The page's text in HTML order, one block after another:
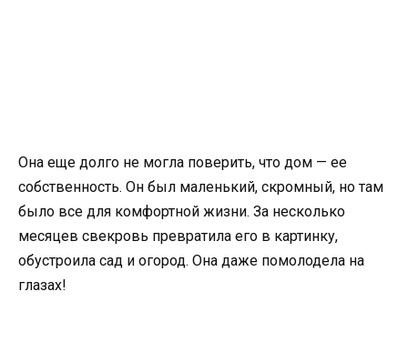
Она еще долго не могла поверить, что дом — ее
собственность. Он был маленький, скромный, но там
было все для комфортной жизни. За несколько
месяцев свекровь превратила его в картинку,
обустроила сад и огород. Она даже помолодела на
глазах!